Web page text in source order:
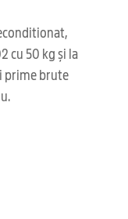
cu 50 kg și la
prime brute